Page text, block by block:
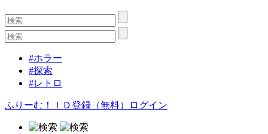
#ホラー
#探索
#レトロ
ふりーむ！ＩＤ登録（無料） ログイン